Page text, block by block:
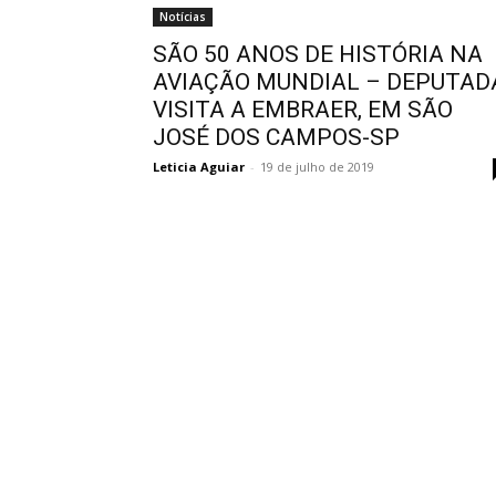
Notícias
SÃO 50 ANOS DE HISTÓRIA NA
AVIAÇÃO MUNDIAL –
VISITA A EMBRAER, EM SÃO
JOSÉ DOS CAMPOS-SP
Leticia Aguiar - 19 de julho de 2019